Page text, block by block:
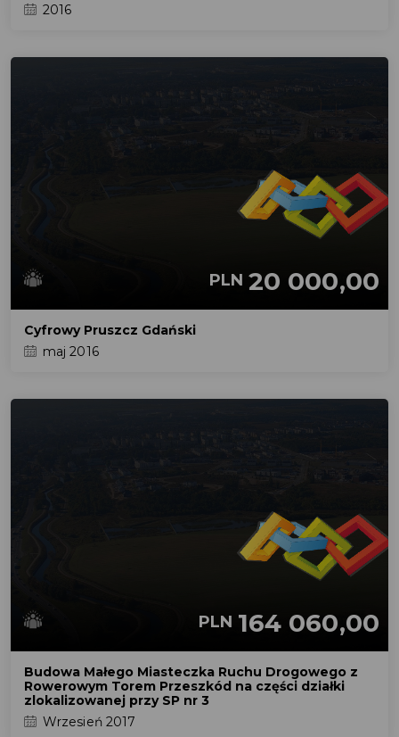
2016
PLN 20 000,00
Cyfrowy Pruszcz Gdański
maj 2016
PLN 164 060,00
Budowa Małego Miasteczka Ruchu Drogowego z
Rowerowym Torem Przeszkód na części działki
zlokalizowanej przy SP nr 3
Wrzesień 2017